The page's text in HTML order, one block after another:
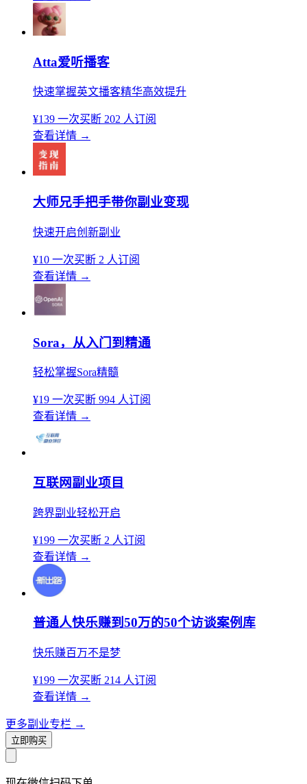
Atta爱听播客
快速掌握英文播客精华高效提升
¥139 一次买断 202 人订阅
查看详情 →
大师兄手把手带你副业变现
快速开启创新副业
¥10 一次买断 2 人订阅
查看详情 →
Sora，从入门到精通
轻松掌握Sora精髓
¥19 一次买断 994 人订阅
查看详情 →
互联网副业项目
跨界副业轻松开启
¥199 一次买断 2 人订阅
查看详情 →
普通人快乐赚到50万的50个访谈案例库
快乐赚百万不是梦
¥199 一次买断 214 人订阅
查看详情 →
更多副业专栏 →
立即购买